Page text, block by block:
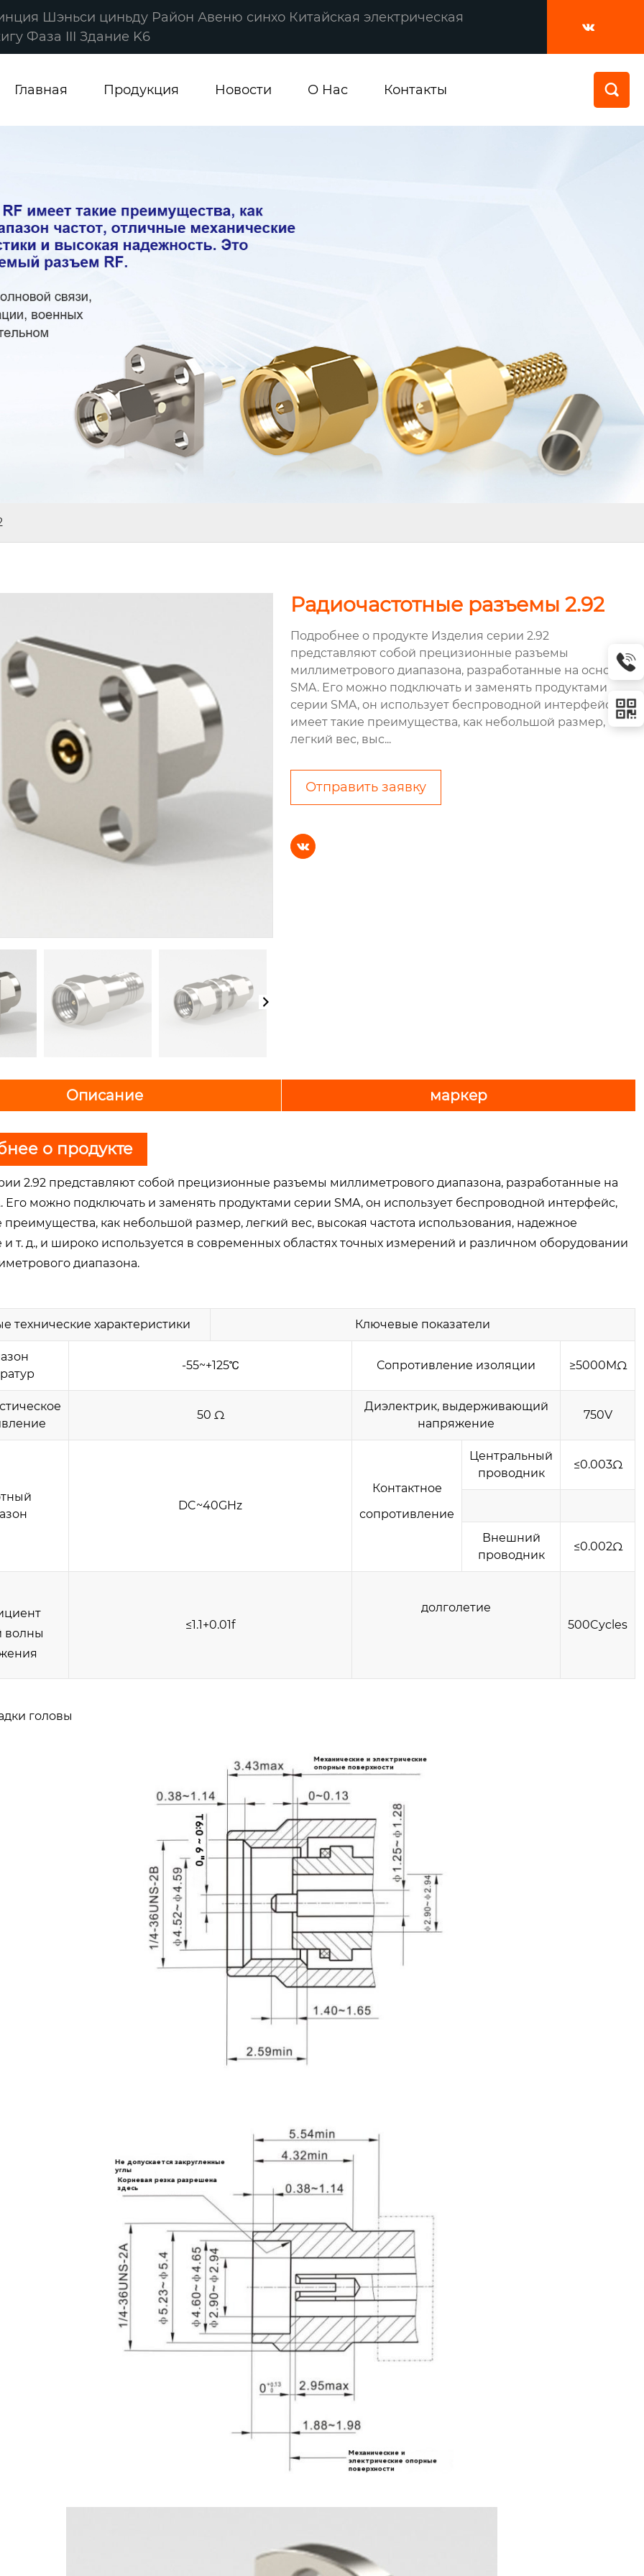
Шэньси циньду Район Авеню синхо Китайская электрическая
Фаза III Здание K6

Главная Продукция Новости О Нас Контакты 
Радиочастотные разъемы 2.92
Подробнее о продукте Изделия серии 2.92
представляют собой прецизионные разъемы
миллиметрового диапазона, разработанные на основе
SMA. Его можно подключать и заменять продуктами
серии SMA, он использует беспроводной интерфейс,
имеет такие преимущества, как небольшой размер,
легкий вес, выс...
Отправить заявку

Описание маркер
о продукте
2.92 представляют собой прецизионные разъемы миллиметрового диапазона, разработанные на
Его можно подключать и заменять продуктами серии SMA, он использует беспроводной интерфейс,
преимущества, как небольшой размер, легкий вес, высокая частота использования, надежное
т. д., и широко используется в современных областях точных измерений и различном оборудовании
диапазона.
технические характеристики Ключевые показатели
-55~+125℃ Сопротивление изоляции ≥5000MΩ
50 Ω
Диэлектрик, выдерживающий
напряжение
750V
DC~40GHz
Контактное
сопротивление
Центральный
проводник
≤0.003Ω
Внешний
проводник
≤0.002Ω
волны
≤1.1+0.01f
долголетие
500Cycles
головы